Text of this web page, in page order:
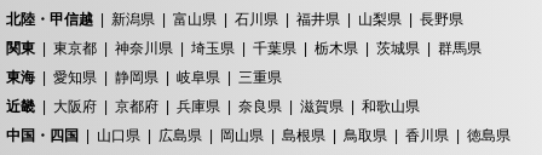
北陸・甲信越
新潟県 富山県 石川県 福井県 山梨県
長野県
関東
東京都 神奈川県 埼玉県 千葉県 栃木県 茨城県
群馬県
東海
愛知県 静岡県 岐阜県
三重県
近畿
大阪府 京都府 兵庫県 奈良県 滋賀県
和歌山県
中国・四国
山口県 広島県 岡山県 島根県 鳥取県 香川県
徳島県